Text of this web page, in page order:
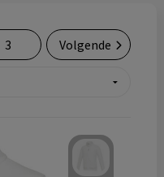
3 Volgende